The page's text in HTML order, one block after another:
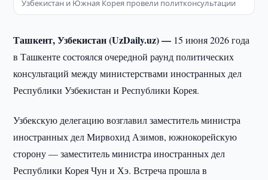
Узбекистан и Южная Корея провели политконсультации
Ташкент, Узбекистан (UzDaily.uz) — 15 июня 2026 года
в Ташкенте состоялся очередной раунд политических
консультаций между министерствами иностранных дел
Республики Узбекистан и Республики Корея.
Узбекскую делегацию возглавил заместитель министра
иностранных дел Мирвохид Азимов, южнокорейскую
сторону — заместитель министра иностранных дел
Республики Корея Чун и Хэ. Встреча прошла в